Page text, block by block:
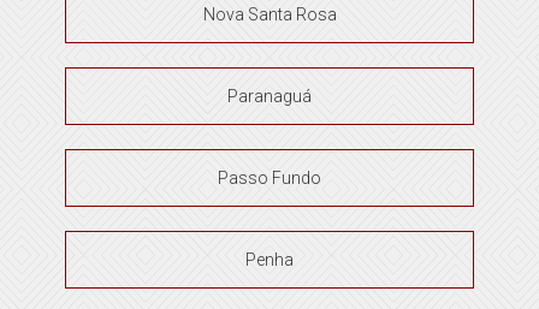
Nova Santa Rosa
Paranaguá
Passo Fundo
Penha